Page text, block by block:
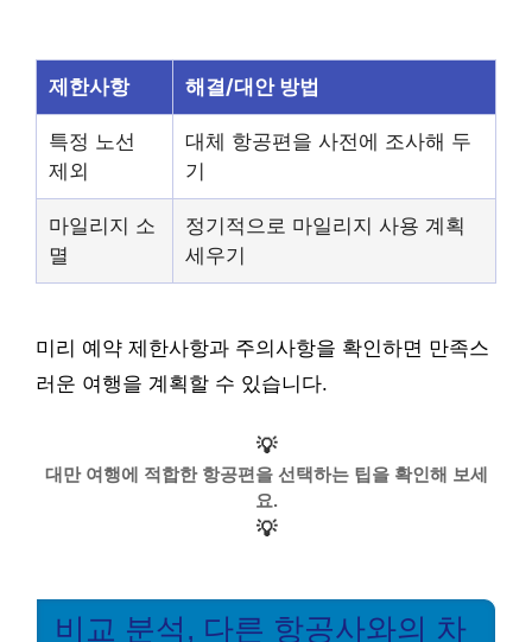
제한사항 해결/대안 방법
특정 노선
제외
대체 항공편을 사전에 조사해 두
기
마일리지 소
멸
정기적으로 마일리지 사용 계획
세우기
미리 예약 제한사항과 주의사항을 확인하면 만족스
러운 여행을 계획할 수 있습니다.
💡
대만 여행에 적합한 항공편을 선택하는 팁을 확인해 보세
요.
💡
비교 분석, 다른 항공사와의 차